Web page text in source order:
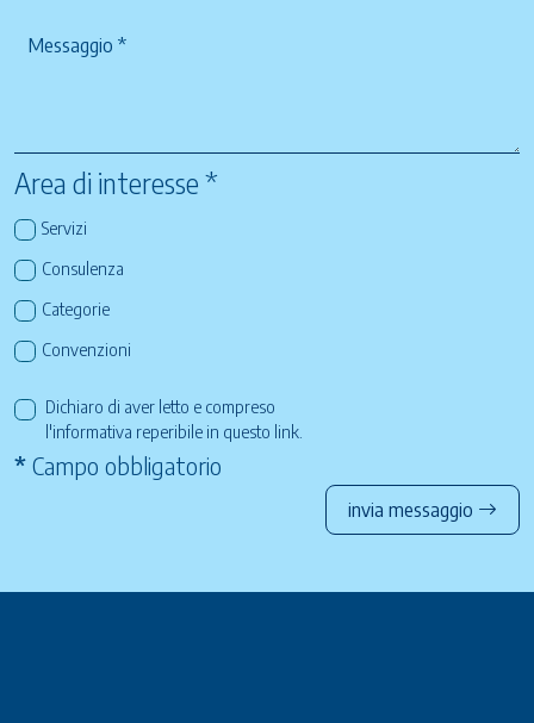
Area di interesse *
Servizi
Consulenza
Categorie
Convenzioni
Dichiaro di aver letto e compreso
l'informativa reperibile in questo link
* Campo obbligatorio
invia messaggio